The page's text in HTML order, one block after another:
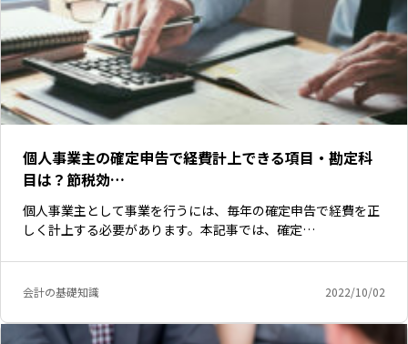
個人事業主の確定申告で経費計上できる項目・勘定科
目は？節税効…
個人事業主として事業を行うには、毎年の確定申告で経費を正
しく計上する必要があります。本記事では、確定…
会計の基礎知識 2022/10/02